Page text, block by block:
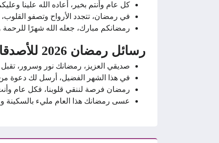
كل عام وأنتم بخير، أعاده الله علينا
في رمضان، تتجدد الأرواح وتصفو القلوب،
رمضانكم مبارك، جعله الله شهرًا للرحمة
رسائل رمضان 2026 للأصدقاء
صديقي العزيز، رمضانك نور وسرور، تقبل
في هذا الشهر الفضيل، أرسل لك دعوة
رمضان فرصة لننقي قلوبنا، فكل عام
عسى رمضانك هذا العام مليء بالسكينة